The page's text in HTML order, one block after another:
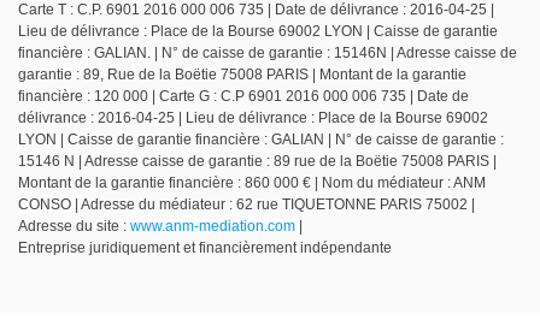
Carte T : C.P. 6901 2016 000 006 735 | Date de délivrance : 2016-04-25 |
Lieu de délivrance : Place de la Bourse 69002 LYON | Caisse de garantie
financière : GALIAN. | N° de caisse de garantie : 15146N | Adresse caisse de
garantie : 89, Rue de la Boëtie 75008 PARIS | Montant de la garantie
financière : 120 000 | Carte G : C.P 6901 2016 000 006 735 | Date de
délivrance : 2016-04-25 | Lieu de délivrance : Place de la Bourse 69002
LYON | Caisse de garantie financière : GALIAN | N° de caisse de garantie :
15146 N | Adresse caisse de garantie : 89 rue de la Boëtie 75008 PARIS |
Montant de la garantie financière : 860 000 € | Nom du médiateur : ANM
CONSO | Adresse du médiateur : 62 rue TIQUETONNE PARIS 75002 |
Adresse du site : www.anm-mediation.com
Entreprise juridiquement et financièrement indépendante